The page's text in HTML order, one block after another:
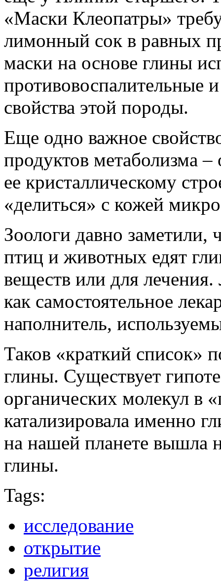
«Маски Клеопатры»
лимонный сок в равных
маски на основе глины
противовоспалительные
свойства этой породы.
Еще одно важное
продуктов метаболизма –
ее кристаллическому
«делиться» с кожей
Зоологи давно заметили,
птиц и животных едят
веществ или для
как самостоятельное
наполнитель,
Таков «краткий список»
глины. Существует
органических молекул в
катализировала именно
на нашей планете вышла
глины.
Tags:
исследование
открытие
религия